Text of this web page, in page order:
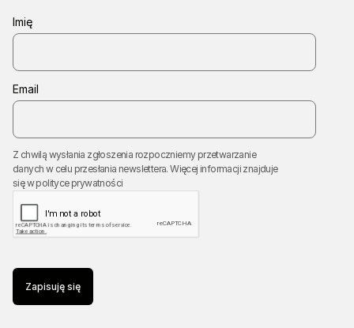
Imię
Email
Z chwilą wysłania zgłoszenia rozpoczniemy przetwarzanie
danych w celu przesłania newslettera. Więcej informacji znajduje
się wpolityce prywatności
Zapisuję się